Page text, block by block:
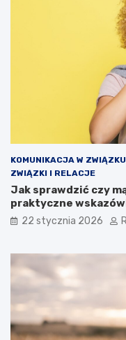
KOMUNIKACJA W ZWIĄZKU
ZWIĄZKI I RELACJE
Jak sprawdzić czy
praktyczne
22 stycznia 2026